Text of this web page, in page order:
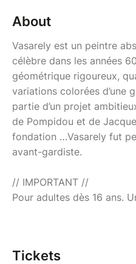
About
Vasarely est un peintre
célèbre dans les années
géométrique rigoureux,
variations colorées d’une
partie d’un projet
de Pompidou et de
fondation …Vasarely fut
avant-gardiste.
// IMPORTANT //
Pour adultes dès 16 ans.
Tickets